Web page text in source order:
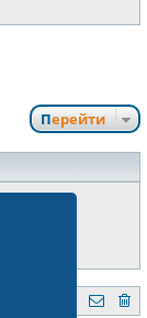
Перейти